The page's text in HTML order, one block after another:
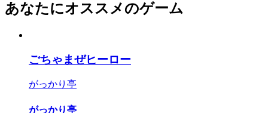
あなたにオススメのゲーム
ごちゃまぜヒーロー
がっかり亭
がっかり亭